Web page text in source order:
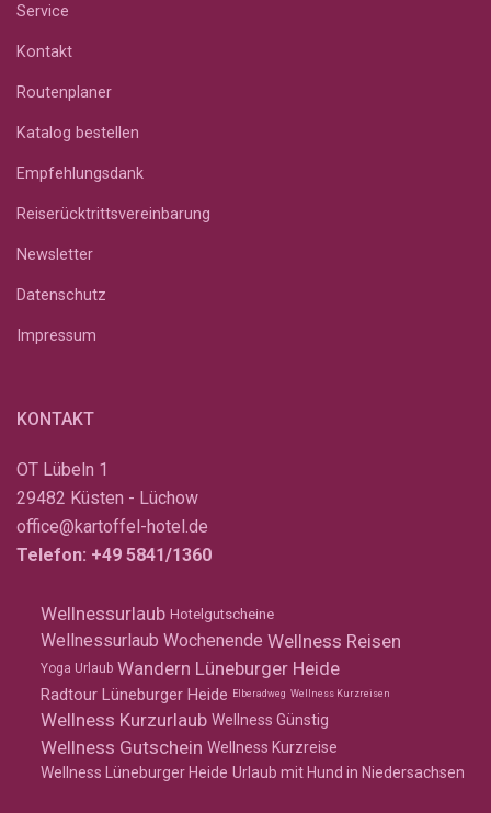
Service
Kontakt
Routenplaner
Katalog bestellen
Empfehlungsdank
Reiserücktrittsvereinbarung
Newsletter
Datenschutz
Impressum
KONTAKT
OT Lübeln 1
29482 Küsten - Lüchow
office@kartoffel-hotel.de
Telefon: +49 5841/1360
Wellnessurlaub Hotelgutscheine
Wellnessurlaub Wochenende Wellness Reisen
Yoga Urlaub Wandern Lüneburger Heide
Radtour Lüneburger Heide Elberadweg Wellness Kurzreisen
Wellness Kurzurlaub Wellness Günstig
Wellness Gutschein Wellness Kurzreise
Wellness Lüneburger Heide Urlaub mit Hund in Niedersachsen